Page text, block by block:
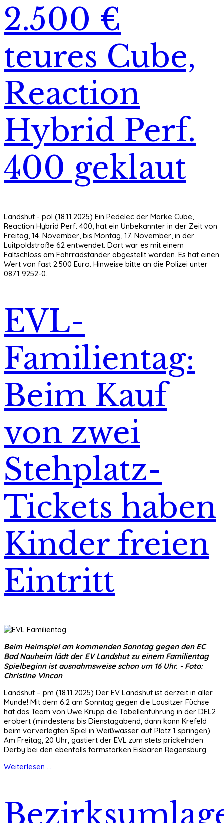
2.500 €
teures Cube,
Reaction
Hybrid Perf.
400 geklaut
Landshut - pol (18.11.2025) Ein Pedelec der Marke Cube,
Reaction Hybrid Perf. 400, hat ein Unbekannter in der Zeit von
Freitag, 14. November, bis Montag, 17. November, in der
Luitpoldstraße 62 entwendet. Dort war es mit einem
Faltschloss am Fahrradständer abgestellt worden. Es hat einen
Wert von fast 2.500 Euro. Hinweise bitte an die Polizei unter
0871 9252-0.
EVL-
Familientag:
Beim Kauf
von zwei
Stehplatz-
Tickets haben
Kinder freien
Eintritt
Beim Heimspiel am kommenden Sonntag gegen den EC
Bad Nauheim lädt der EV Landshut zu einem Familientag
Spielbeginn ist ausnahmsweise schon um 16 Uhr. - Foto:
Christine Vincon
Landshut – pm (18.11.2025) Der EV Landshut ist derzeit in aller
Munde! Mit dem 6:2 am Sonntag gegen die Lausitzer Füchse
hat das Team von Uwe Krupp die Tabellenführung in der DEL2
erobert (mindestens bis Dienstagabend, dann kann Krefeld
beim vorverlegten Spiel in Weißwasser auf Platz 1 springen).
Am Freitag, 20 Uhr, gastiert der EVL zum stets prickelnden
Derby bei den ebenfalls formstarken Eisbären Regensburg.
Weiterlesen ...